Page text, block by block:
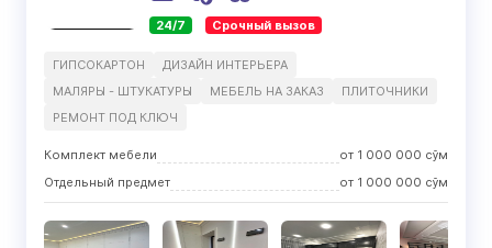
24/7 Срочный вызов
ГИПСОКАРТОН
ДИЗАЙН ИНТЕРЬЕРА
МАЛЯРЫ - ШТУКАТУРЫ
МЕБЕЛЬ НА ЗАКАЗ
ПЛИТОЧНИКИ
РЕМОНТ ПОД КЛЮЧ
Комплект мебели от 1 000 000 сўм
Отдельный предмет
от 1 000 000 сўм